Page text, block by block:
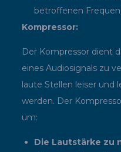
betroffenen
Kompressor:
Der Kompressor dient
eines Audiosignals zu
laute Stellen leiser und
werden. Der
um:
Die Lautstärke zu